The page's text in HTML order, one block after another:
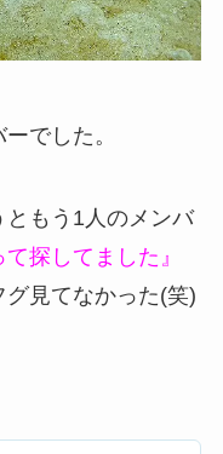
でした。
もう1人のメンバ
探してました』
見てなかった(笑)